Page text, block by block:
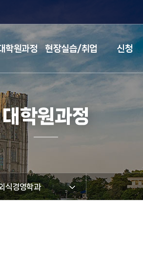
학원과정 현장실습/취업 신청
대학원과정
식경영학과